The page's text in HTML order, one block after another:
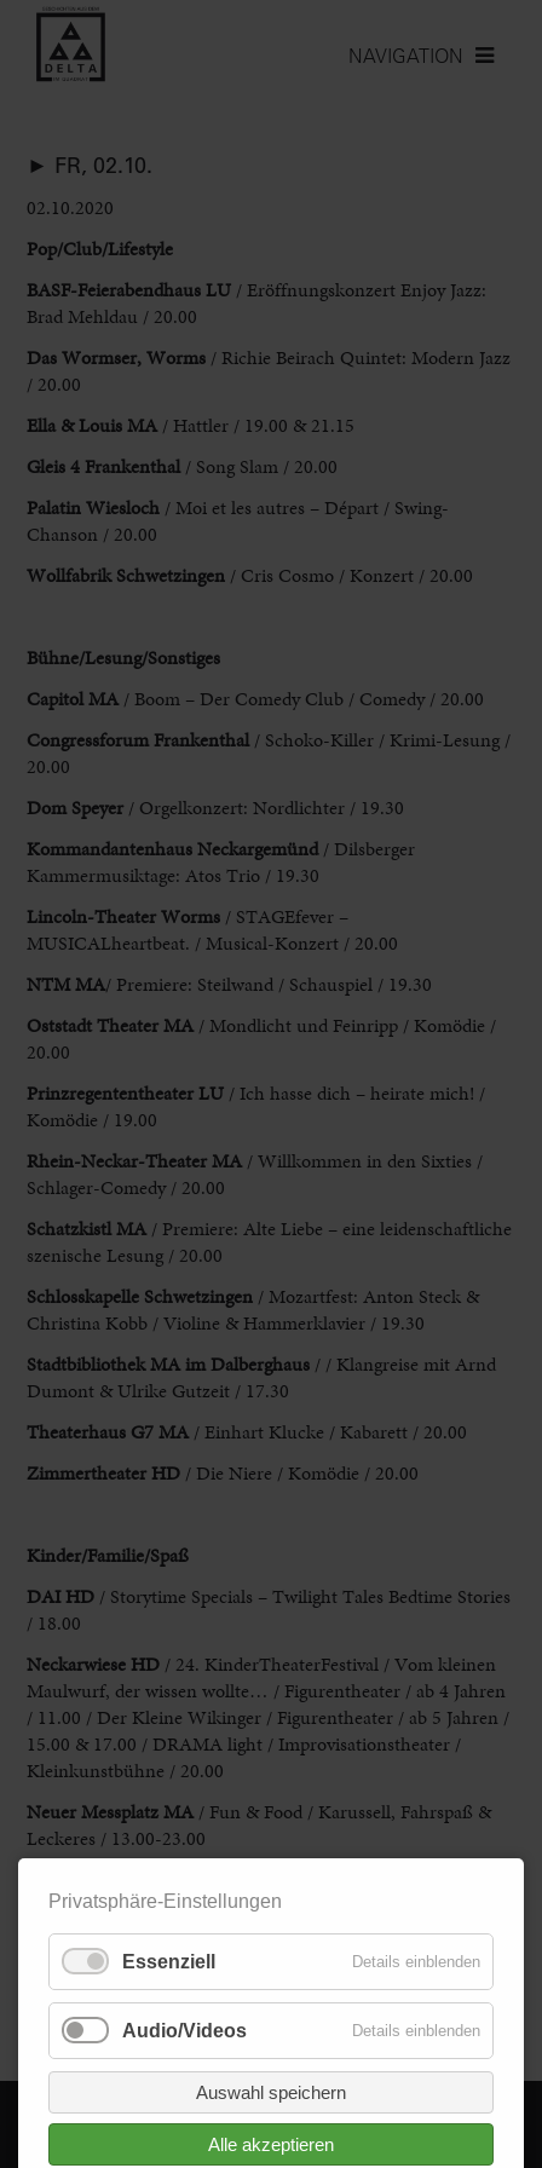
NAVIGATION
► FR, 02.10.
02.10.2020
Pop/Club/Lifestyle
BASF-Feierabendhaus LU / Eröffnungskonzert Enjoy Jazz:
Brad Mehldau / 20.00
Das Wormser, Worms / Richie Beirach Quintet: Modern Jazz
/ 20.00
Ella & Louis MA / Hattler / 19.00 & 21.15
Gleis 4 Frankenthal/ Song Slam / 20.00
Palatin Wiesloch / Moi et les autres – Départ / Swing-
Chanson / 20.00
Wollfabrik Schwetzingen / Cris Cosmo / Konzert / 20.00
Bühne/Lesung/Sonstiges
Capitol MA / Boom – Der Comedy Club / Comedy / 20.00
Congressforum Frankenthal/ Schoko-Killer / Krimi-Lesung /
20.00
Dom Speyer / Orgelkonzert: Nordlichter / 19.30
Kommandantenhaus Neckargemünd/ Dilsberger
Kammermusiktage: Atos Trio / 19.30
Lincoln-Theater Worms / STAGEfever –
MUSICALheartbeat. / Musical-Konzert / 20.00
NTM MA/ Premiere: Steilwand / Schauspiel / 19.30
Oststadt Theater MA / Mondlicht und Feinripp / Komödie /
20.00
Prinzregententheater LU / Ich hasse dich – heirate mich! /
Komödie / 19.00
Rhein-Neckar-Theater MA / Willkommen in den Sixties /
Schlager-Comedy / 20.00
Schatzkistl MA / Premiere: Alte Liebe – eine leidenschaftliche
szenische Lesung / 20.00
Schlosskapelle Schwetzingen / Mozartfest: Anton Steck &
Christina Kobb / Violine & Hammerklavier / 19.30
Stadtbibliothek MAim Dalberghaus / / Klangreise mit Arnd
Dumont & Ulrike Gutzeit / 17.30
Theaterhaus G7 MA / Einhart Klucke / Kabarett / 20.00
Zimmertheater HD / Die Niere / Komödie / 20.00
Kinder/Familie/Spaß
DAI HD / Storytime Specials – Twilight Tales Bedtime Stories
/ 18.00
Neckarwiese HD / 24. KinderTheaterFestival / Vom kleinen
Maulwurf, der wissen wollte… / Figurentheater / ab 4 Jahren
/ 11.00 / Der Kleine Wikinger / Figurentheater / ab 5 Jahren /
15.00 & 17.00 / DRAMA light / Improvisationstheater /
Kleinkunstbühne / 20.00
Neuer Messplatz MA / Fun & Food / Karussell, Fahrspaß &
Leckeres / 13.00-23.00
Week
Zoo HD/ Vater-Kind-Tag / 15.00 / Zoo-Leuchten / nach
Zooschluss bis 22.00
Zurück
© 2026 - Delta im Quadrat GmbH
Privatsphäre-Einstellungen
Essenziell Details einblenden
Audio/Videos Details einblenden
Auswahl speichern
Alle akzeptieren